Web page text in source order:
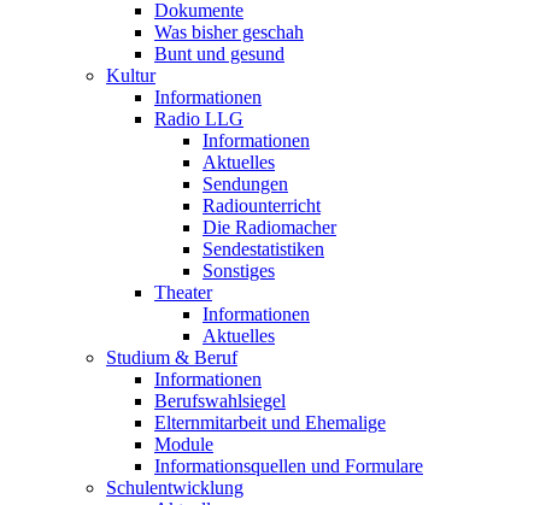
Dokumente
Was bisher geschah
Bunt und gesund
Kultur
Informationen
Radio LLG
Informationen
Aktuelles
Sendungen
Radiounterricht
Die Radiomacher
Sendestatistiken
Sonstiges
Theater
Informationen
Aktuelles
Studium & Beruf
Informationen
Berufswahlsiegel
Elternmitarbeit und Ehemalige
Module
Informationsquellen und Formulare
Schulentwicklung